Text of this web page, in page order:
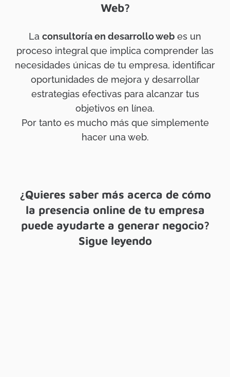
Web?
La consultoría en desarrollo web es un
proceso integral que implica comprender las
necesidades únicas de tu empresa, identificar
oportunidades de mejora y desarrollar
estrategias efectivas para alcanzar tus
objetivos en línea.
Por tanto es mucho más que simplemente
hacer una web.
¿Quieres saber más acerca de cómo
la presencia online de tu empresa
puede ayudarte a generar negocio?
Sigue leyendo